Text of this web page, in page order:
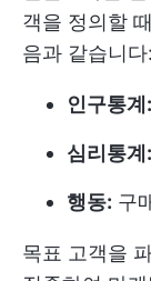
객을 정의할
음과 같습니다:
인구통계:
심리통계:
행동: 구
목표 고객을